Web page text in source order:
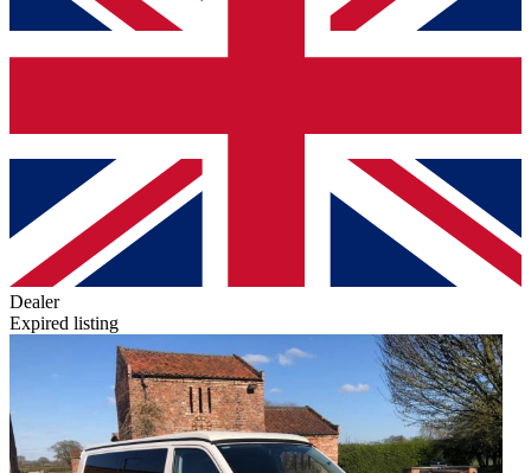
Dealer
Expired listing